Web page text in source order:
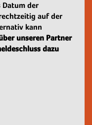
Datum der
auf der
kann
unseren Partner
dazu